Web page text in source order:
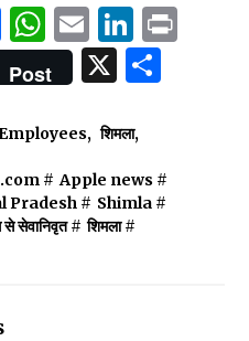
Facebook
WhatsApp
Email
Post X
Employees, शिमला,
# Apple news #
Pradesh# Shimla#
से सेवानिवृत# शिमला#